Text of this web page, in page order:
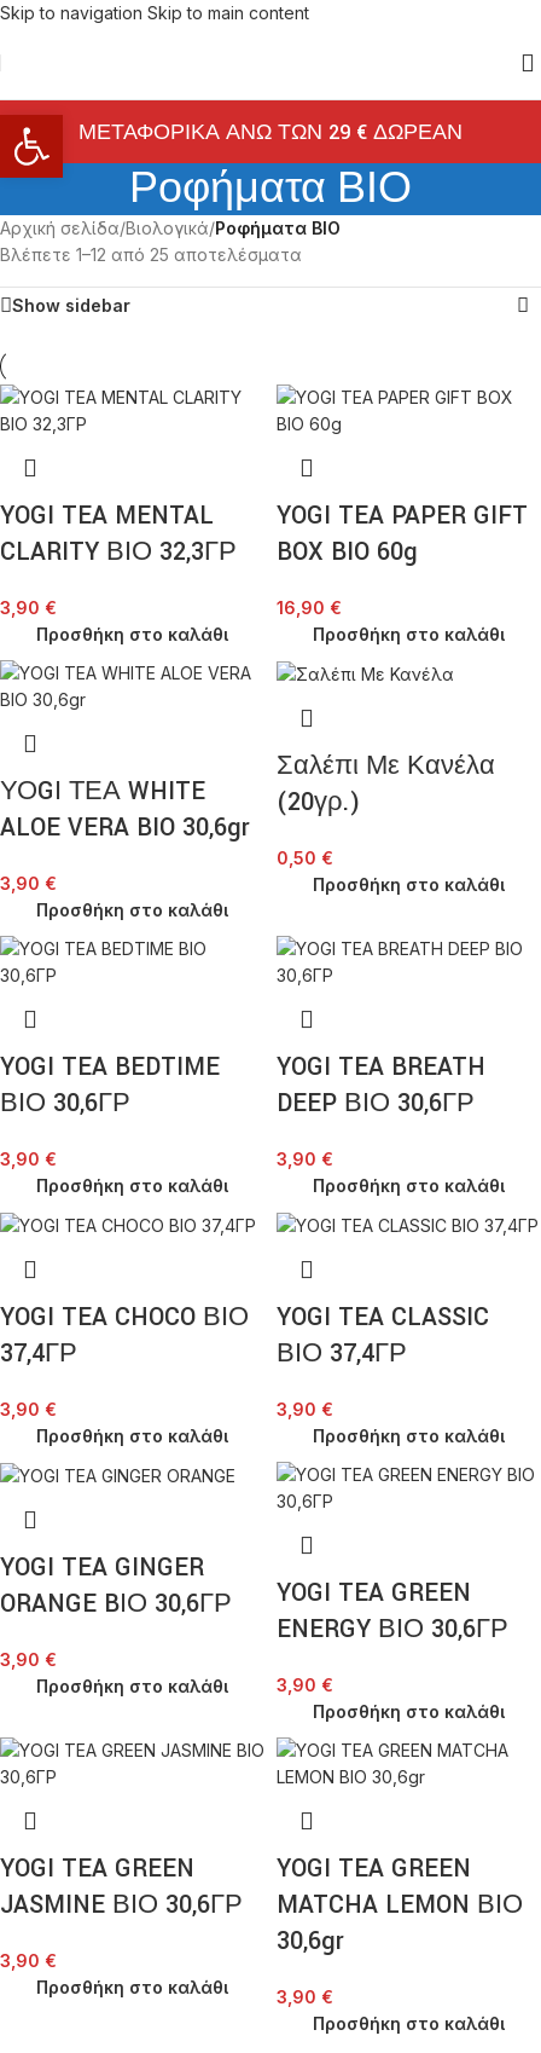
Skip to navigation Skip to main content
ΜΕΤΑΦΟΡΙΚΑ ΑΝΩ ΤΩΝ 29 € ΔΩΡΕΑΝ
Ροφήματα ΒΙΟ
Αρχική σελίδα/Βιολογικά/Ροφήματα ΒΙΟ
Βλέπετε 1–12 από 25 αποτελέσματα
Show sidebar
YOGI TEA MENTAL
CLARITY ΒΙΟ 32,3ΓΡ
3,90 €
Προσθήκη στο καλάθι
YOGI TEA PAPER GIFT
BOX BIO 60g
16,90 €
Προσθήκη στο καλάθι
ΥΟGΙ ΤΕΑ WHITE
ALOE VERA BIO 30,6gr
3,90 €
Προσθήκη στο καλάθι
Σαλέπι Με Κανέλα
(20γρ.)
0,50 €
Προσθήκη στο καλάθι
YOGI TEA BEDTIME
ΒΙΟ 30,6ΓΡ
3,90 €
Προσθήκη στο καλάθι
YOGI TEA BREATH
DEEP ΒΙΟ 30,6ΓΡ
3,90 €
Προσθήκη στο καλάθι
YOGI TEA CHOCO ΒΙΟ
37,4ΓΡ
3,90 €
Προσθήκη στο καλάθι
YOGI TEA CLASSIC
ΒΙΟ 37,4ΓΡ
3,90 €
Προσθήκη στο καλάθι
YOGI TEA GINGER
ORANGE BΙΟ 30,6ΓΡ
3,90 €
Προσθήκη στο καλάθι
YOGI TEA GREEN
ENERGY ΒΙΟ 30,6ΓΡ
3,90 €
Προσθήκη στο καλάθι
YOGI TEA GREEN
JASMINE ΒΙΟ 30,6ΓΡ
3,90 €
Προσθήκη στο καλάθι
YOGI TEA GREEN
MATCHA LEMON ΒΙΟ
30,6gr
3,90 €
Προσθήκη στο καλάθι
Ανοίξτε τη γραμμή εργαλείων